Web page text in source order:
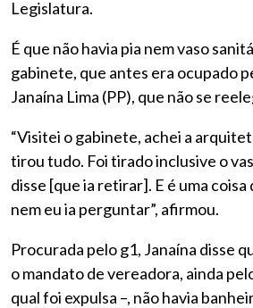
Legislatura.
É que não havia pia nem vaso
gabinete, que antes era ocupado
Janaína Lima (PP), que não se
“Visitei o gabinete, achei a
tirou tudo. Foi tirado inclusive o
disse [que ia retirar]. E é uma coisa
nem eu ia perguntar”, afirmou.
Procurada pelo g1, Janaína disse
o mandato de vereadora, ainda
qual foi expulsa –, não havia